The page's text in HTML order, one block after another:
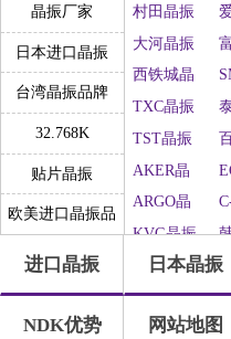
晶振厂家
日本进口晶振
台湾晶振品牌
32.768K
贴片晶振
欧美进口晶振品
牌
村田晶振
大河晶振
西铁城晶
振
TXC晶振
TST晶振
AKER晶
振
ARGO晶
振
KVG晶振
Statek晶振
Pletronics
晶振
振
高利奇晶
进口晶振 日本晶振
NDK优势 网站地图